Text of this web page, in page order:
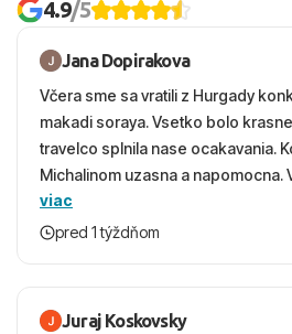
4.9/5
Jana Dopirakova
Včera sme sa vratili z Hurgady
makadi soraya. Vsetko bolo
travelco splnila nase ocakavania.
Michalinom uzasna a napomocna.
vecernych hodinach zaco sa
krasny, cisty. Sluzby top. Strava,
viac
pred 1 týždňom
Juraj Koskovsky